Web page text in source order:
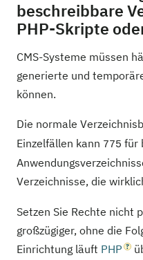
beschreibbare
PHP-Skripte
CMS-Systeme müssen
generierte und
können.
Die normale
Einzelfällen kann 775 für
Verzeichnisse, die
Setzen Sie Rechte nicht
großzügiger, ohne die
Einrichtung läuft PHP